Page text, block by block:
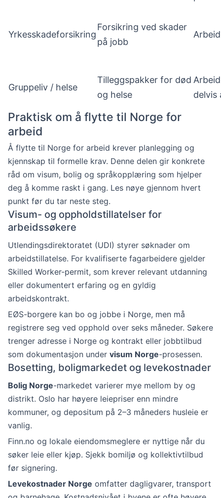
Yrkesskadeforsikring
Forsikring ved skader
på jobb
Gruppeliv / helse
Tilleggspakker for død
og helse
delvis
Praktisk om å flytte til Norge for
arbeid
Å flytte til Norge for arbeid krever planlegging og
kjennskap til formelle krav. Denne delen gir konkrete
råd om visum, bolig og språkopplæring som hjelper
deg å komme raskt i gang. Les nøye gjennom hvert
punkt før du tar neste steg.
Visum- og oppholdstillatelser for
arbeidssøkere
Utlendingsdirektoratet (UDI) styrer søknader om
arbeidstillatelse. For kvalifiserte fagarbeidere gjelder
Skilled Worker-permit, som krever relevant utdanning
eller dokumentert erfaring og en gyldig
arbeidskontrakt.
EØS-borgere kan bo og jobbe i Norge, men må
registrere seg ved opphold over seks måneder. Søkere
trenger adresse i Norge og kontrakt eller jobbtilbud
som dokumentasjon under visum Norge-prosessen.
Bosetting, boligmarkedet og levekostnader
Bolig Norge-markedet varierer mye mellom by og
distrikt. Oslo har høyere leiepriser enn mindre
kommuner, og depositum på 2–3 måneders husleie er
vanlig.
Finn.no og lokale eiendomsmeglere er nyttige når du
søker leie eller kjøp. Sjekk bomiljø og kollektivtilbud
før signering.
Levekostnader Norge omfatter dagligvarer, transport